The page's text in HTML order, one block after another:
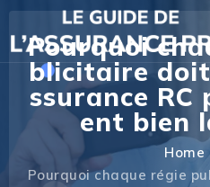
Pourquoi
blicitaire
ssurance RC
ent bien
Home
Pourquoi chaque régie